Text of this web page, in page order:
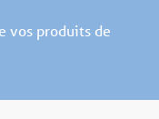
vos produits de